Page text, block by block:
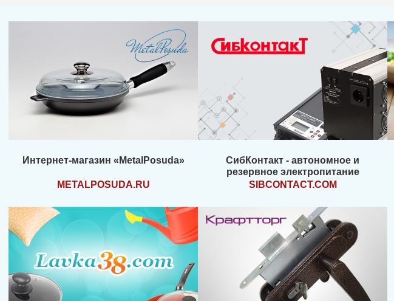
Интернет-магазин «MetalPosuda»
METALPOSUDA.RU
СибКонтакт - автономное и
резервное электропитание
SIBCONTACT.COM